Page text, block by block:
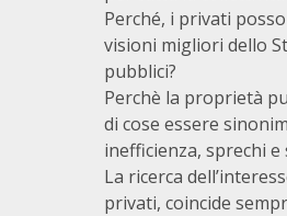
Perché, i privati
visioni migliori dello
pubblici?
Perchè la proprietà
di cose essere
inefficienza, sprechi e
La ricerca
privati, coincide